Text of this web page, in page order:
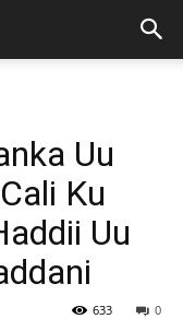
Uu
Ku
Uu
0
633